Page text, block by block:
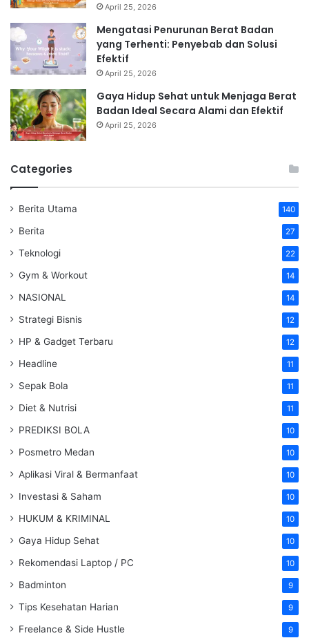
April 25, 2026
Mengatasi Penurunan Berat Badan
yang Terhenti: Penyebab dan Solusi
Efektif
April 25, 2026
Gaya Hidup Sehat untuk Menjaga Berat
Badan Ideal Secara Alami dan Efektif
April 25, 2026
Categories
Berita Utama 140
Berita 27
Teknologi 22
Gym & Workout 14
NASIONAL 14
Strategi Bisnis 12
HP & Gadget Terbaru 12
Headline 11
Sepak Bola 11
Diet & Nutrisi 11
PREDIKSI BOLA 10
Posmetro Medan 10
Aplikasi Viral & Bermanfaat 10
Investasi & Saham 10
HUKUM & KRIMINAL 10
Gaya Hidup Sehat 10
Rekomendasi Laptop / PC 10
Badminton 9
Tips Kesehatan Harian 9
Freelance & Side Hustle 9